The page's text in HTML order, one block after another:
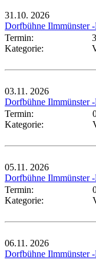
31.10. 2026
Dorfbühne Ilmmünster
Termin:
Kategorie:
03.11. 2026
Dorfbühne Ilmmünster
Termin:
Kategorie:
05.11. 2026
Dorfbühne Ilmmünster
Termin:
Kategorie:
06.11. 2026
Dorfbühne Ilmmünster